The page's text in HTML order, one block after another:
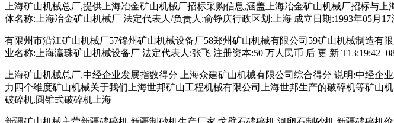
上海矿山机械总厂,提供上海冶金矿山机械厂招标采购信息,涵盖上海冶金矿山机械厂招标与
体名称:上海冶金矿山机械厂 法定代表人/负责人:俞铮庆行政区划:上海 成立日期:1993年05月
有限州市沿江矿山机械厂57锦州矿山机械设备厂58郑州矿山机械有限公司59矿山机械制造
业名称:上海瀛珠矿山机械设备厂 法定代表人:张飞 注册资本:50 万人民币 后 更 新
上海矿山机械总厂,中经企业发展指数得分 上海众建矿山机械有限公司综合得分 说明:中经
力四个维度矿山机械关于我们上海世邦矿山工程机械有限公司上海世邦生产的破碎机等矿
破碎机,圆锥式破碎机上海